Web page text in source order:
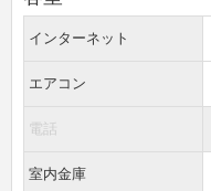
インターネット
エアコン
電話
室内金庫